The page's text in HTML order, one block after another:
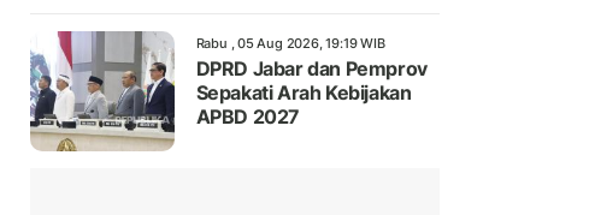
Rabu , 05 Aug 2026, 19:19 WIB
DPRD Jabar dan Pemprov
Sepakati Arah Kebijakan
APBD 2027